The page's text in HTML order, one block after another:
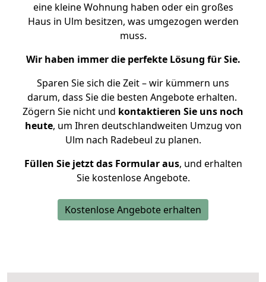
eine kleine Wohnung haben oder ein großes
Haus in Ulm besitzen, was umgezogen werden
muss.
Wir haben immer die perfekte Lösung für Sie.
Sparen Sie sich die Zeit – wir kümmern uns
darum, dass Sie die besten Angebote erhalten.
Zögern Sie nicht und kontaktieren Sie uns noch
heute, um Ihren deutschlandweiten Umzug von
Ulm nach Radebeul zu planen.
Füllen Sie jetzt das Formular aus, und erhalten
Sie kostenlose Angebote.
Kostenlose Angebote erhalten